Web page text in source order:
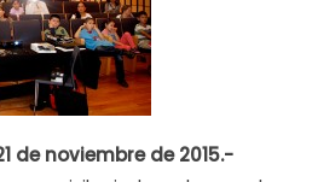
de noviembre de 2015.-